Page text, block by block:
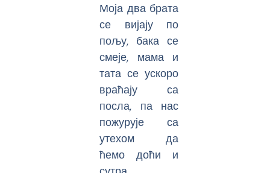
Моја два брата
се вијају по
пољу, бака се
смеје, мама и
тата се ускоро
враћају са
посла, па нас
пожурује са
утехом да
ћемо доћи и